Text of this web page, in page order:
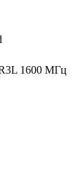
1600 МГц